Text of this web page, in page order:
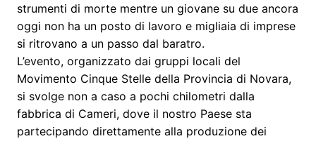
strumenti di morte mentre un giovane su due ancora
oggi non ha un posto di lavoro e migliaia di imprese
si ritrovano a un passo dal baratro.
L’evento, organizzato dai gruppi locali del
Movimento Cinque Stelle della Provincia di Novara,
si svolge non a caso a pochi chilometri dalla
fabbrica di Cameri, dove il nostro Paese sta
partecipando direttamente alla produzione dei